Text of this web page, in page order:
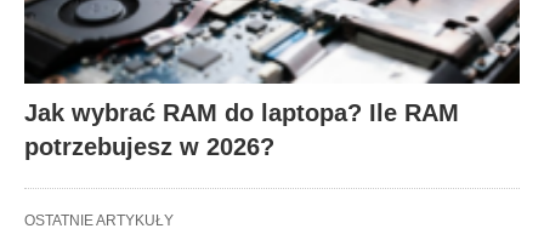
Jak wybrać RAM do laptopa? Ile RAM
potrzebujesz w 2026?
OSTATNIE ARTYKUŁY